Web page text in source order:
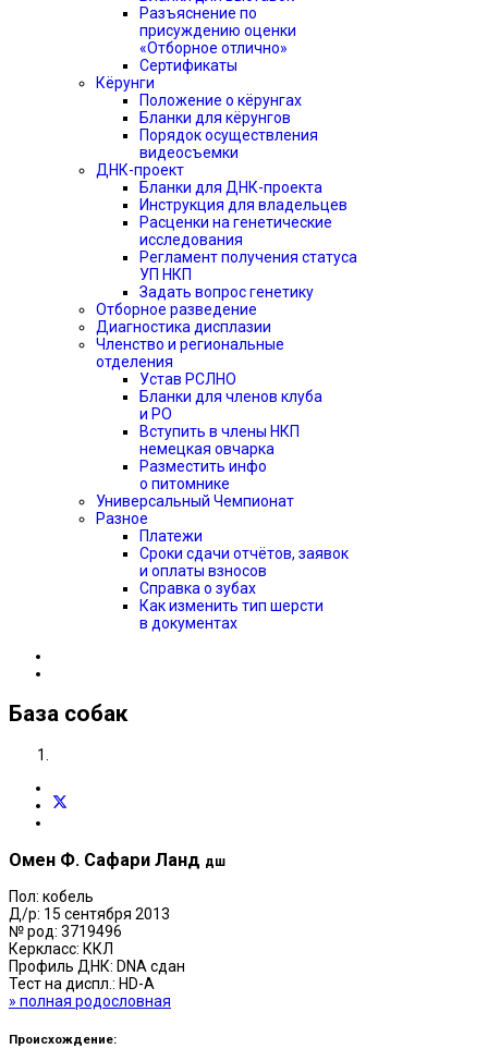
Разъяснение по
присуждению оценки
«Отборное отлично»
Сертификаты
Кёрунги
Положение о кёрунгах
Бланки для кёрунгов
Порядок осуществления
видеосъемки
ДНК-проект
Бланки для ДНК-проекта
Инструкция для владельцев
Расценки на генетические
исследования
Регламент получения статуса
УП НКП
Задать вопрос генетику
Отборное разведение
Диагностика дисплазии
Членство и региональные
отделения
Устав РСЛНО
Бланки для членов клуба
и РО
Вступить в члены НКП
немецкая овчарка
Разместить инфо
о питомнике
Универсальный Чемпионат
Разное
Платежи
Сроки сдачи отчётов, заявок
и оплаты взносов
Справка о зубах
Как изменить тип шерсти
в документах
База собак
Омен Ф. Сафари Ланд дш
Пол: кобель
Д/р: 15 сентября 2013
№ род: 3719496
Керкласс: ККЛ
Профиль ДНК: DNA сдан
Тест на диспл.: HD-A
» полная родословная
Происхождение: